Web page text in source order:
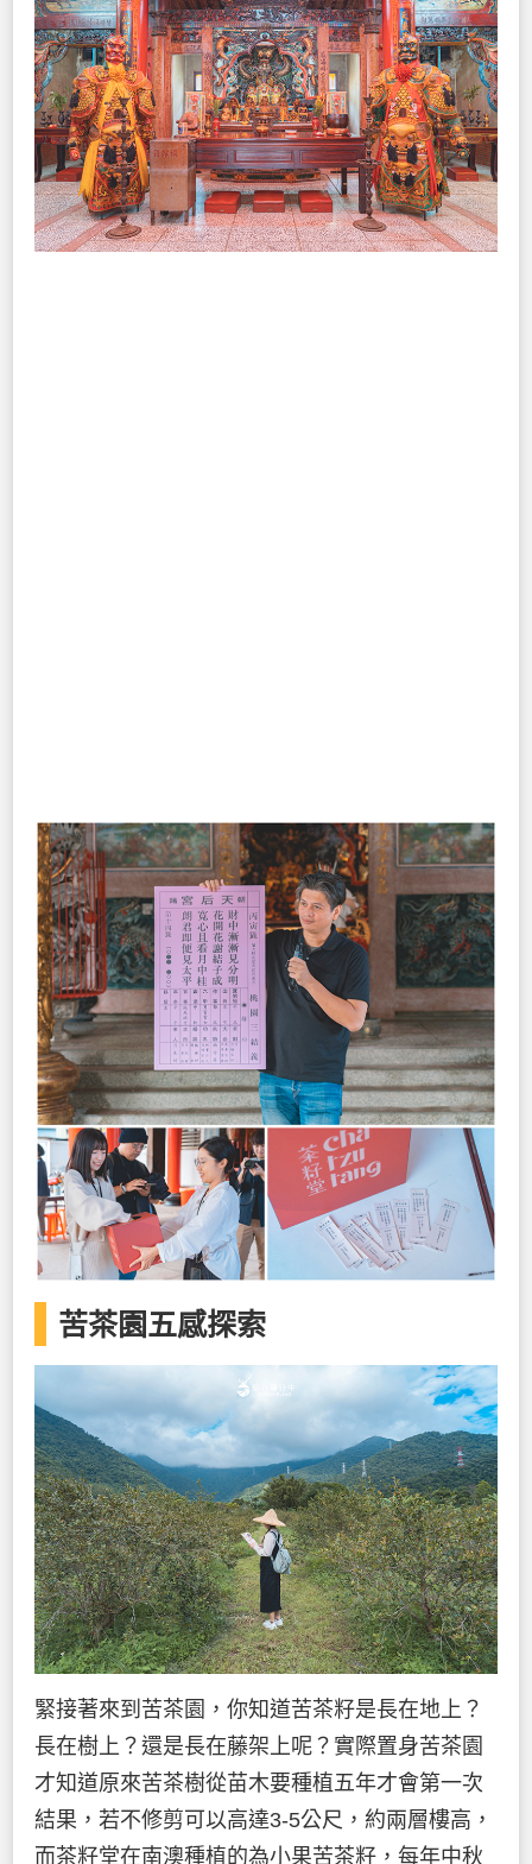
苦茶園五感探索
緊接著來到苦茶園，你知道苦茶籽是長在地上？
長在樹上？還是長在藤架上呢？實際置身苦茶園
才知道原來苦茶樹從苗木要種植五年才會第一次
結果，若不修剪可以高達3-5公尺，約兩層樓高，
而茶籽堂在南澳種植的為小果苦茶籽，每年中秋